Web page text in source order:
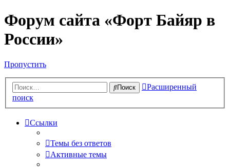
Форум сайта «Форт Байяр в
России»
Пропустить
Поиск
Расширенный
поиск
Ссылки
Темы без ответов
Активные темы